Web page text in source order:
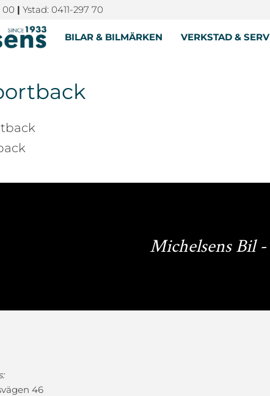
00 | Ystad: 0411-297 70
BILAR & BILMÄRKEN VERKSTAD &
Michelsens Bil
46